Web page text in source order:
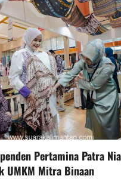
Pertamina Patra
UMKM Mitra Binaan